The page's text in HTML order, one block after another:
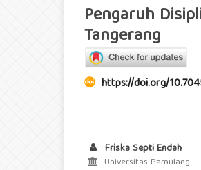
Pengaruh
Tangerang
https://doi.org/
Friska Septi Endah
Universitas Pamulang